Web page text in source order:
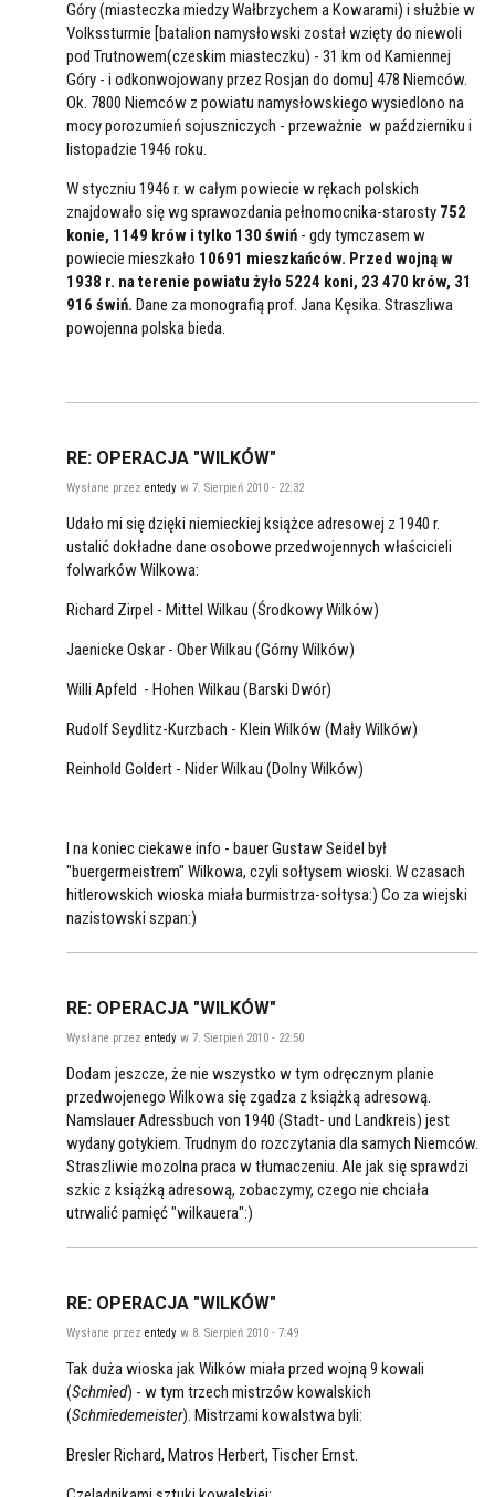
Góry (miasteczka miedzy Wałbrzychem a Kowarami) i służbie w
Volkssturmie [batalion namysłowski został wzięty do niewoli
pod Trutnowem(czeskim miasteczku) - 31 km od Kamiennej
Góry - i odkonwojowany przez Rosjan do domu] 478 Niemców.
Ok. 7800 Niemców z powiatu namysłowskiego wysiedlono na
mocy porozumień sojuszniczych - przeważnie w październiku i
listopadzie 1946 roku.
W styczniu 1946 r. w całym powiecie w rękach polskich
znajdowało się wg sprawozdania pełnomocnika-starosty 752
konie, 1149 krów i tylko 130 świń - gdy tymczasem w
powiecie mieszkało 10691 mieszkańców. Przed wojną w
1938 r. na terenie powiatu żyło 5224 koni, 23 470 krów, 31
916 świń. Dane za monografią prof. Jana Kęsika. Straszliwa
powojenna polska bieda.
RE: OPERACJA "WILKÓW"
Wysłane przez entedy w 7. Sierpień 2010 - 22:32
Udało mi się dzięki niemieckiej książce adresowej z 1940 r.
ustalić dokładne dane osobowe przedwojennych właścicieli
folwarków Wilkowa:
Richard Zirpel - Mittel Wilkau (Środkowy Wilków)
Jaenicke Oskar - Ober Wilkau (Górny Wilków)
Willi Apfeld - Hohen Wilkau (Barski Dwór)
Rudolf Seydlitz-Kurzbach - Klein Wilków (Mały Wilków)
Reinhold Goldert - Nider Wilkau (Dolny Wilków)
I na koniec ciekawe info - bauer Gustaw Seidel był
"buergermeistrem" Wilkowa, czyli sołtysem wioski. W czasach
hitlerowskich wioska miała burmistrza-sołtysa:) Co za wiejski
nazistowski szpan:)
RE: OPERACJA "WILKÓW"
Wysłane przez entedy w 7. Sierpień 2010 - 22:50
Dodam jeszcze, że nie wszystko w tym odręcznym planie
przedwojenego Wilkowa się zgadza z książką adresową.
Namslauer Adressbuch von 1940 (Stadt- und Landkreis) jest
wydany gotykiem. Trudnym do rozczytania dla samych Niemców.
Straszliwie mozolna praca w tłumaczeniu. Ale jak się sprawdzi
szkic z książką adresową, zobaczymy, czego nie chciała
utrwalić pamięć "wilkauera":)
RE: OPERACJA "WILKÓW"
Wysłane przez entedy w 8. Sierpień 2010 - 7:49
Tak duża wioska jak Wilków miała przed wojną 9 kowali
(Schmied) - w tym trzech mistrzów kowalskich
(Schmiedemeister). Mistrzami kowalstwa byli:
Bresler Richard, Matros Herbert, Tischer Ernst.